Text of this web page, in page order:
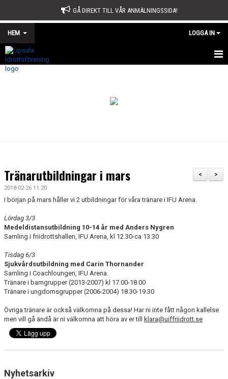
GÅ DIREKT TILL VÅR ANMÄLNINGSSIDA!
HEM LOGGA IN
START
ÅRSMÖTE
BÖRJA TRÄNA FRIIDROTT
FAQ
MEDLEMSINFO
ARRANGEMANG
FUNKTIONÄRSINFO
>
<
Tränarutbildningar i mars
2018-02-26 11:20
I början på mars håller vi 2 utbildningar för våra tränare i IFU Arena.
Lördag 3/3
Medeldistansutbildning 10-14 år med Anders Nygren
Samling i friidrottshallen, IFU Arena, kl 12.30-ca 13.30
Tisdag 6/3
Sjukvårdsutbildning med Carin Thornander
Samling i Coachloungen, IFU Arena.
Tränare i barngrupper (2013-2007) kl 17.00-18.00
Tränare i ungdomsgrupper (2006-2004) 18.30-19.30
Övriga tränare är också välkomna på dessa! Har ni inte fått någon kallelse
men vill gå ändå är ni välkomna att höra av er till
klara@uiffriidrott.se
Nyhetsarkiv